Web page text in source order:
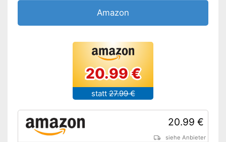
Amazon
20.99 €
statt 27.99 €
20.99 €
siehe Anbieter